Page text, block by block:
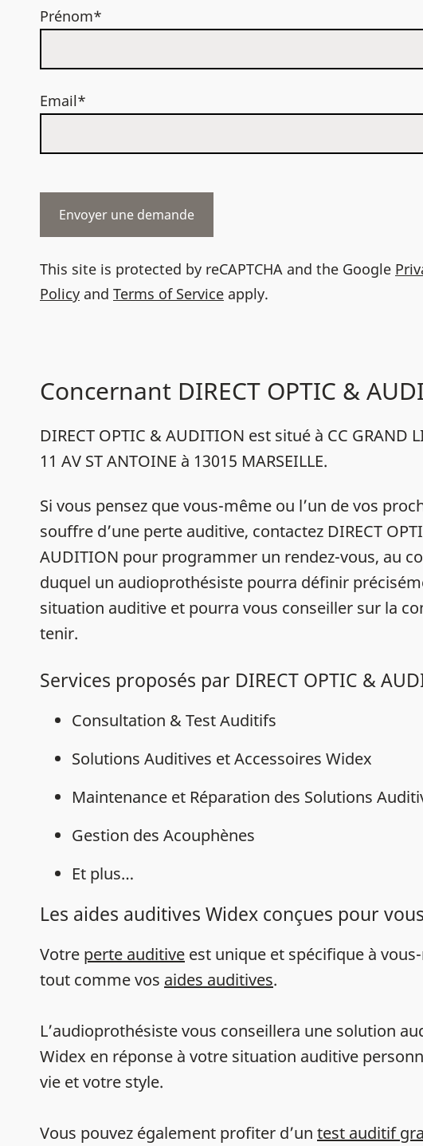
Prénom*
Email*
This site is protected by reCAPTCHA and the Google
Policy and Terms of Service apply.
Concernant DIRECT OPTIC &
DIRECT OPTIC & AUDITION est situé à CC GRAND
11 AV ST ANTOINE à 13015 MARSEILLE.
Si vous pensez que vous-même ou l’un de vos
souffre d’une perte auditive, contactez DIRECT
AUDITION pour programmer un rendez-vous, au
duquel un audioprothésiste pourra définir
situation auditive et pourra vous conseiller sur la
tenir.
Services proposés par DIRECT OPTIC &
Consultation & Test Auditifs
Solutions Auditives et Accessoires Widex
Maintenance et Réparation des Solutions
Gestion des Acouphènes
Et plus…
Les aides auditives Widex conçues pour vous
Votre perte auditive est unique et spécifique à
tout comme vos aides auditives.
L’audioprothésiste vous conseillera une solution
Widex en réponse à votre situation auditive
vie et votre style.
Vous pouvez également profiter d’un test auditif